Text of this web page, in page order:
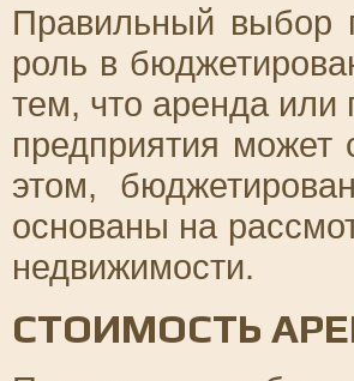
Правильный выбор
роль в
тем, что аренда или
предприятия может
этом,
основаны на
недвижимости.
СТОИМОСТЬ